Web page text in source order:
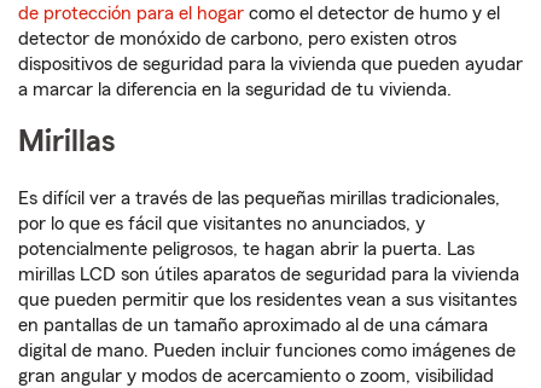
de protección para el hogar como el detector de humo y el
detector de monóxido de carbono, pero existen otros
dispositivos de seguridad para la vivienda que pueden ayudar
a marcar la diferencia en la seguridad de tu vivienda.
Mirillas
Es difícil ver a través de las pequeñas mirillas tradicionales,
por lo que es fácil que visitantes no anunciados, y
potencialmente peligrosos, te hagan abrir la puerta. Las
mirillas LCD son útiles aparatos de seguridad para la vivienda
que pueden permitir que los residentes vean a sus visitantes
en pantallas de un tamaño aproximado al de una cámara
digital de mano. Pueden incluir funciones como imágenes de
gran angular y modos de acercamiento o zoom, visibilidad